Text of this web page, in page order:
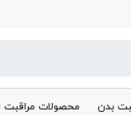
بدن محصولات مراقبت